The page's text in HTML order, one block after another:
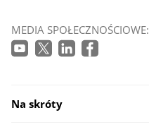
MEDIA SPOŁECZNOŚCIOWE:
Na skróty